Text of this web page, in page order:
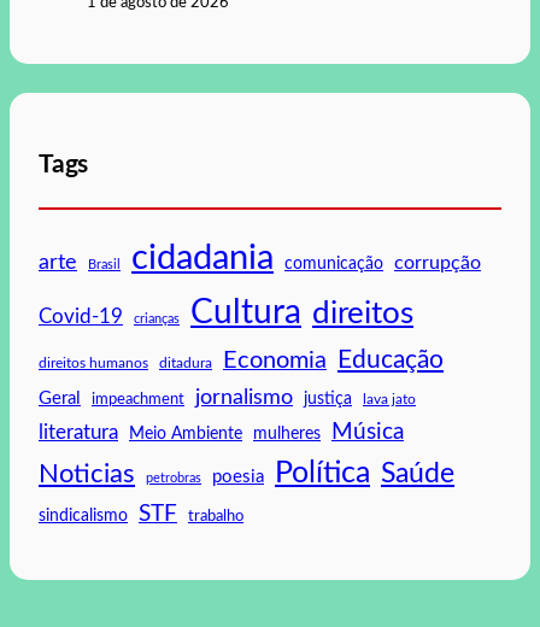
Tags
arte Brasil cidadania comunicação corrupção
Covid-19 crianças Cultura direitos
direitos humanos ditadura Economia Educação
Geral impeachment jornalismo justiça lava jato
literatura Meio Ambiente mulheres Música
Noticias petrobras poesia Política Saúde
sindicalismo STF trabalho